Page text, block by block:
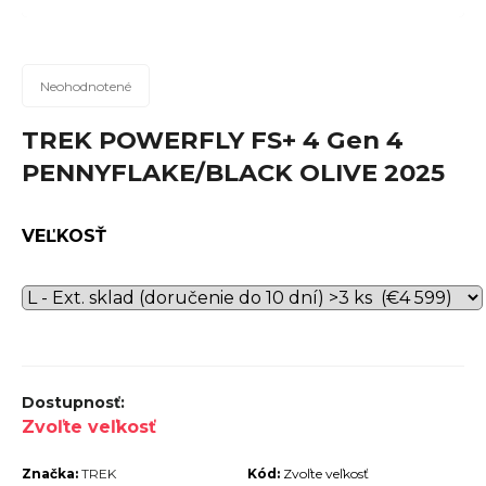
Priemerné
produktu
je
0,0
5
Neohodnotené
TREK POWERFLY FS+ 4 Gen 4
PENNYFLAKE/BLACK OLIVE 2025
VEĽKOSŤ
Zvoľte veľkosť
Kód: Zvoľte veľkosť
Značka: TREK
ť
?
d
o